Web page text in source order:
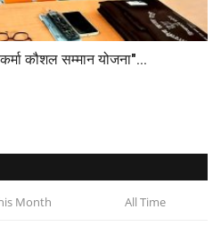
कौशल सम्मान योजना"...
Month All Time